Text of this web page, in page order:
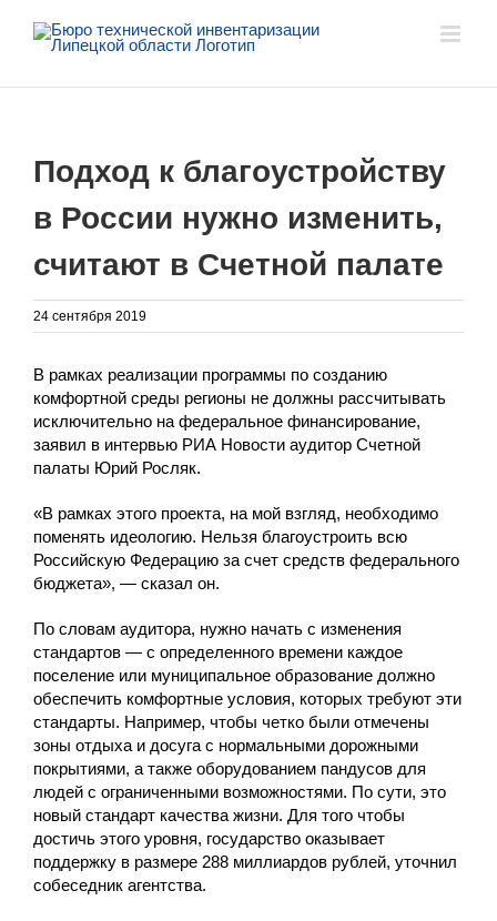
content
Подход к благоустройству
в России нужно изменить,
считают в Счетной палате
24 сентября 2019
В рамках реализации программы по созданию
комфортной среды регионы не должны рассчитывать
исключительно на федеральное финансирование,
заявил в интервью РИА Новости аудитор Счетной
палаты Юрий Росляк.
«В рамках этого проекта, на мой взгляд, необходимо
поменять идеологию. Нельзя благоустроить всю
Российскую Федерацию за счет средств федерального
бюджета», — сказал он.
По словам аудитора, нужно начать с изменения
стандартов — с определенного времени каждое
поселение или муниципальное образование должно
обеспечить комфортные условия, которых требуют эти
стандарты. Например, чтобы четко были отмечены
зоны отдыха и досуга с нормальными дорожными
покрытиями, а также оборудованием пандусов для
людей с ограниченными возможностями. По сути, это
новый стандарт качества жизни. Для того чтобы
достичь этого уровня, государство оказывает
поддержку в размере 288 миллиардов рублей, уточнил
собеседник агентства.